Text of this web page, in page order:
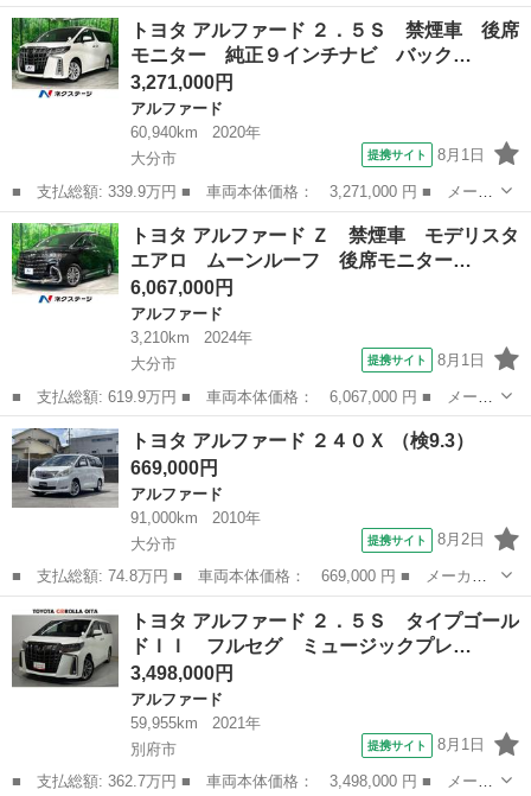
ー名： トヨタ ■ 車種名： アルファードハイブリッド ■ グレー
ド名： Ｚ ムーンルーフ 純正１４インチＤＡ 両側ユニバーサル
ステップ...
大分 大分市 アルファード
トヨタ アルファード ２．５Ｓ 禁煙車 後席
モニター 純正９インチナビ バック…
3,271,000円
アルファード
60,940km
2020年
大分市
提携サイト 8月1日
■ 支払総額: 339.9万円 ■ 車両本体価格： 3,271,000 円 ■ メーカ
ー名： トヨタ ■ 車種名： アルファード ■ グレード名： ２．
５Ｓ 禁煙車 後席モニター 純正９インチナビ バックカメラ 電
動スライ...
大分 大分市 アルファード
トヨタ アルファード Ｚ 禁煙車 モデリスタ
エアロ ムーンルーフ 後席モニター…
6,067,000円
アルファード
3,210km
2024年
大分市
提携サイト 8月1日
■ 支払総額: 619.9万円 ■ 車両本体価格： 6,067,000 円 ■ メーカ
ー名： トヨタ ■ 車種名： アルファード ■ グレード名： Ｚ
禁煙車 モデリスタエアロ ムーンルーフ 後席モニター 純正１４
インチナ...
大分 大分市 アルファード
トヨタ アルファード ２４０Ｘ （検9.3）
669,000円
アルファード
91,000km
2010年
大分市
提携サイト 8月2日
■ 支払総額: 74.8万円 ■ 車両本体価格： 669,000 円 ■ メーカー
名： トヨタ ■ 車種名： アルファード ■ グレード名： ２４０
Ｘ ■ 排気量： 2400cc ■ ドア枚数： 5D ■ ミッション： イ...
大分 大分市 アルファード
トヨタ アルファード ２．５Ｓ タイプゴール
ドＩＩ フルセグ ミュージックプレ…
3,498,000円
アルファード
59,955km
2021年
別府市
提携サイト 8月1日
■ 支払総額: 362.7万円 ■ 車両本体価格： 3,498,000 円 ■ メーカ